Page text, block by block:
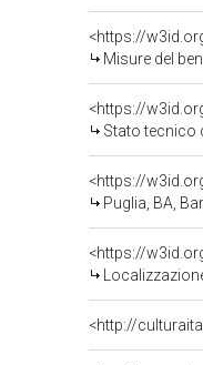
<https://
Misure del
<https://
Stato tecnico
<https://
Puglia, BA,
<https://
<http://